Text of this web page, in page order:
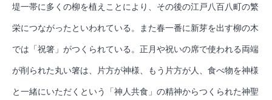
堤一帯に多くの柳を植えことにより、その後の江戸八百八町の繁
栄につながったといわれている。また春一番に新芽を出す柳の木
では「祝箸」がつくられている。正月や祝いの席で使われる両端
が削られた丸い箸は、片方が神様、もう片方が人、食べ物を神様
と一緒にいただくという「神人共食」の精神からつくられた神聖